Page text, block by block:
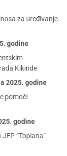
za uređivanje
godine
Kikinde
2025. godine
pomoći
godine
“Toplana”